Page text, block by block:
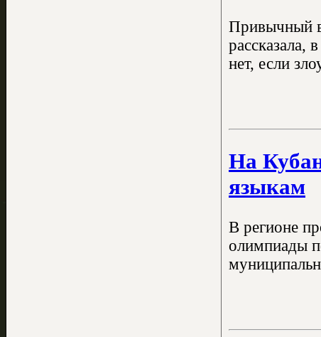
Привычный
рассказала,
нет, если
На
языкам
В регионе
олимпиады